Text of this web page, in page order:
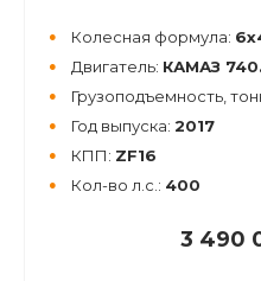
Колесная формула:
Двигатель: КАМАЗ
Грузоподъемность,
Год выпуска: 2017
КПП: ZF16
Кол-во л.с.: 400
3 490